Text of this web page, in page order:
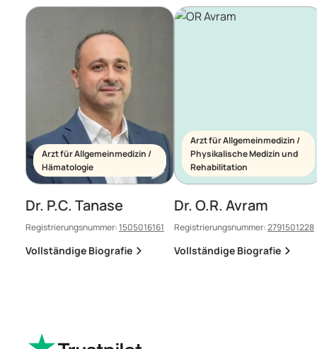
Arzt für Allgemeinmedizin /
Hämatologie
Dr. P.C. Tanase
Registrierungsnummer:1505016161
Vollständige Biografie
Arzt für Allgemeinmedizin /
Physikalische Medizin und
Rehabilitation
Dr. O.R. Avram
Registrierungsnummer:2791501228
Vollständige Biografie